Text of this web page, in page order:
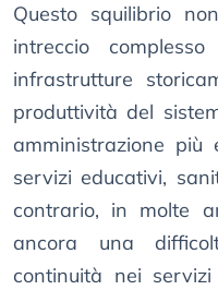
Questo squilibrio
intreccio
infrastrutture
produttività del
amministrazione
servizi educativi,
contrario, in molte
ancora una
continuità nei